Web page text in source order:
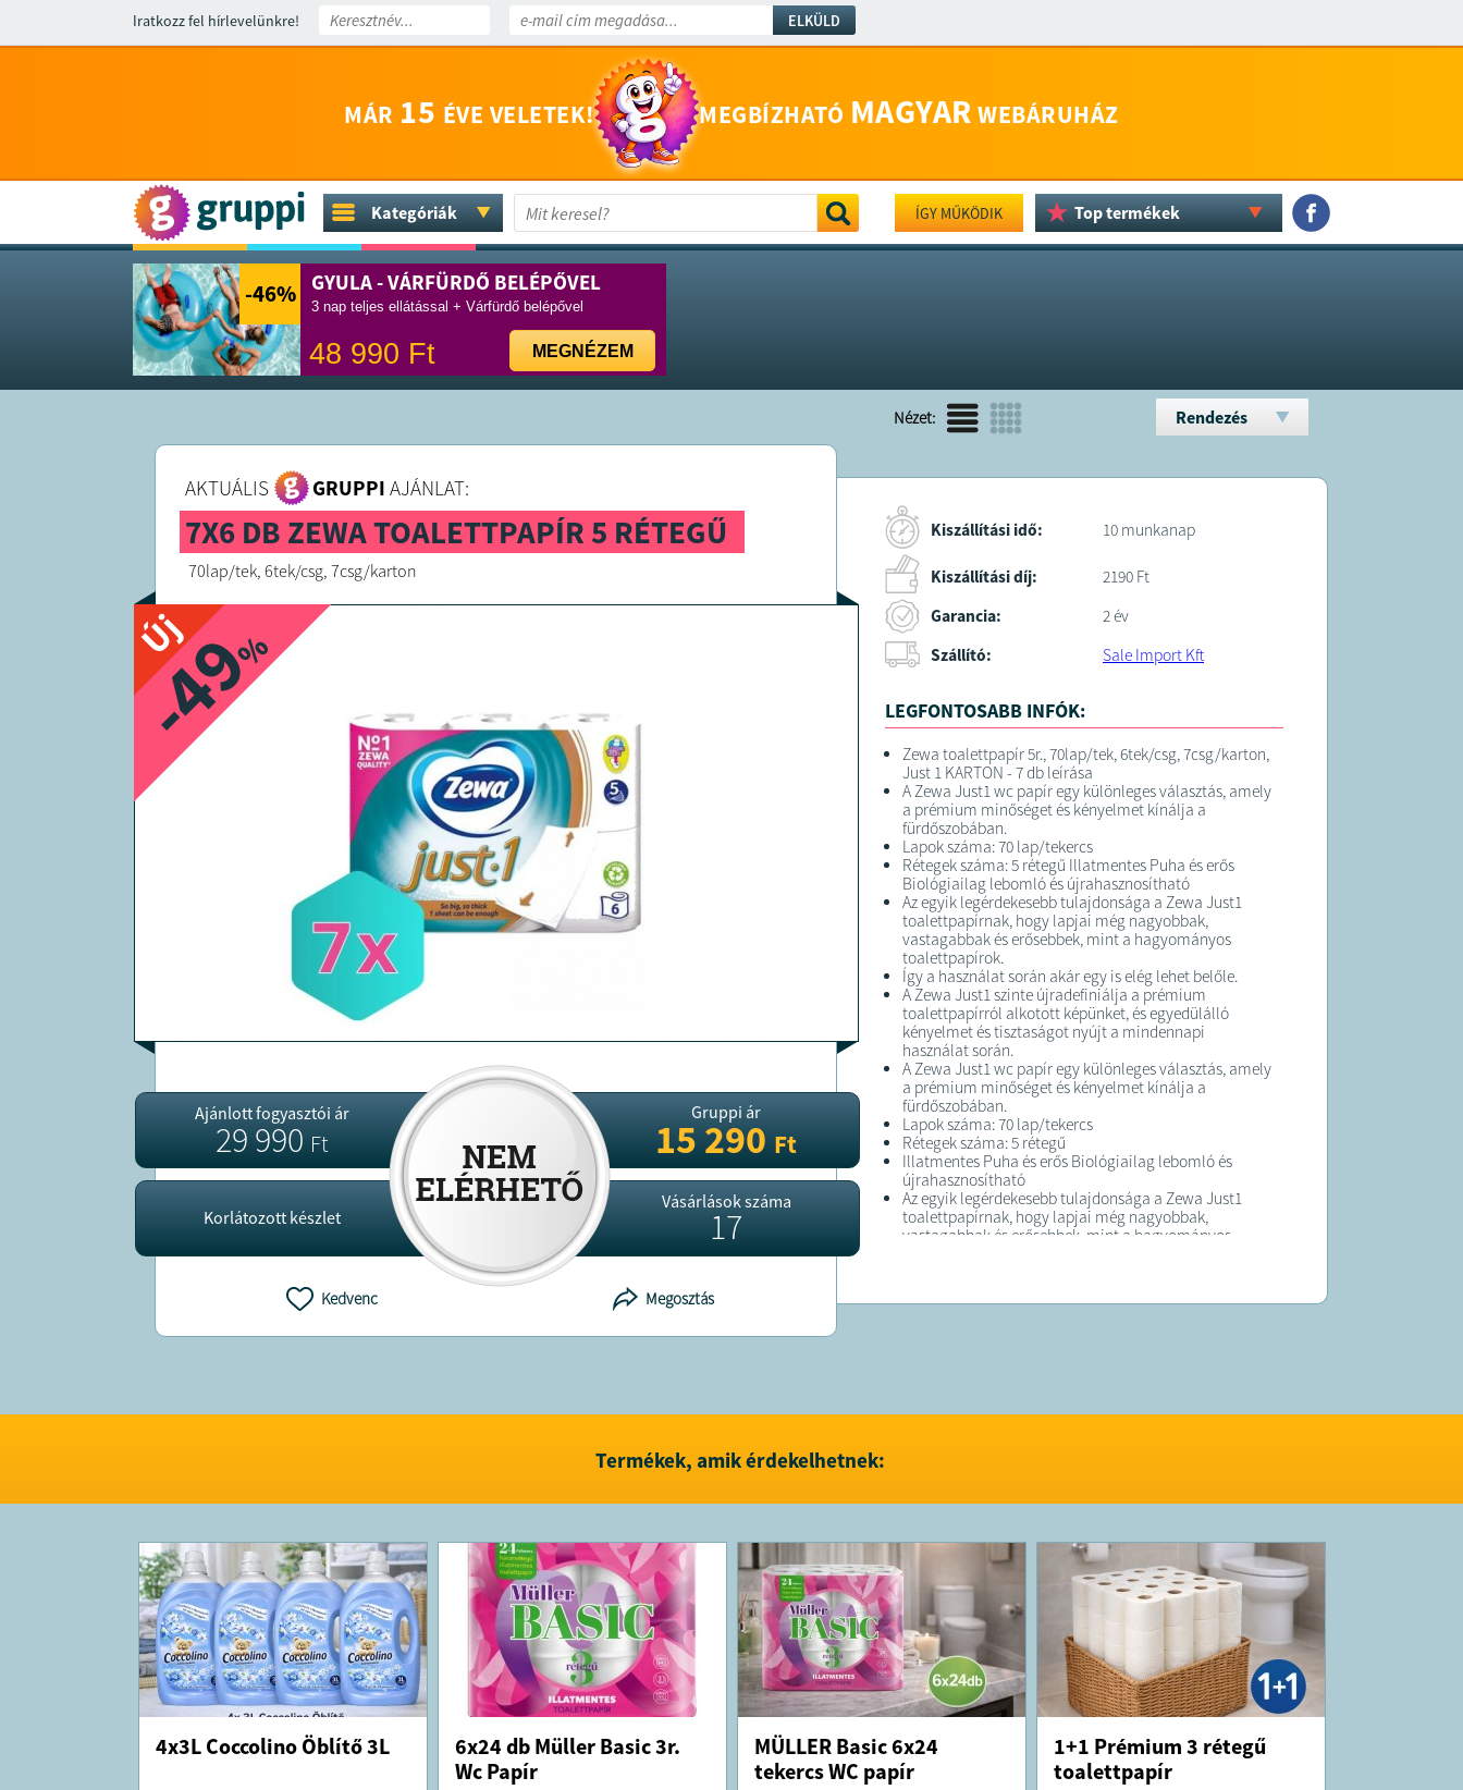
Iratkozz fel hírlevelünkre! ELKÜLD
MÁR 15 ÉVE VELETEK! MEGBÍZHATÓ MAGYAR WEBÁRUHÁZ
Kategóriák ÍGY MŰKÖDIK Top termékek
-46% GYULA - VÁRFÜRDŐ BELÉPŐVEL
3 nap teljes ellátással + Várfürdő belépővel
48 990 Ft MEGNÉZEM
Nézet: Rendezés
AKTUÁLIS GRUPPI AJÁNLAT:
7X6 DB ZEWA TOALETTPAPÍR 5 RÉTEGŰ
70lap/tek, 6tek/csg, 7csg/karton
Új
-49
%
Ajánlott fogyasztói ár
29 990Ft
Korlátozott készlet
Gruppi ár
15 290Ft
Vásárlások száma
17
Kedvenc Megosztás
Kiszállítási idő: 10 munkanap
Kiszállítási díj:
2190 Ft
Garancia:
2 év
Szállító:
Sale Import Kft
LEGFONTOSABB INFÓK:
Zewa toalettpapír 5r., 70lap/tek, 6tek/csg, 7csg/karton,
Just 1 KARTON - 7 db leírása
A Zewa Just1 wc papír egy különleges választás, amely
a prémium minőséget és kényelmet kínálja a
fürdőszobában.
Lapok száma: 70 lap/tekercs
Rétegek száma: 5 rétegű Illatmentes Puha és erős
Biológiailag lebomló és újrahasznosítható
Az egyik legérdekesebb tulajdonsága a Zewa Just1
toalettpapírnak, hogy lapjai még nagyobbak,
vastagabbak és erősebbek, mint a hagyományos
toalettpapírok.
Így a használat során akár egy is elég lehet belőle.
A Zewa Just1 szinte újradefiniálja a prémium
toalettpapírról alkotott képünket, és egyedülálló
kényelmet és tisztaságot nyújt a mindennapi
használat során.
A Zewa Just1 wc papír egy különleges választás, amely
a prémium minőséget és kényelmet kínálja a
fürdőszobában.
Lapok száma: 70 lap/tekercs
Rétegek száma: 5 rétegű
Illatmentes Puha és erős Biológiailag lebomló és
újrahasznosítható
Az egyik legérdekesebb tulajdonsága a Zewa Just1
toalettpapírnak, hogy lapjai még nagyobbak,
vastagabbak és erősebbek, mint a hagyományos
toalettpapírról alkotott képünket, és egyedülálló
Amennyiben a csomagolás felbontásra került, vagy a
FELTÉTELEK:
A megrendelt termék maximum 10 munkanapon belül
kiszállításra kerül!
A terméket forgalmazza a Sale Import Kft.
Termékek, amik érdekelhetnek:
4x3L Coccolino Öblítő 3L
6x24 db Müller Basic 3r.
Wc Papír
MÜLLER Basic 6x24
tekercs WC papír
1+1 Prémium 3 rétegű
toalettpapír